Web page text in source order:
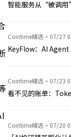
智能服务从“被调
Cointime精选 · 07/27
KeyFlow：AI Agent
Cointime精选 · 07/23
看不见的账单：
Cointime精选 · 07/20